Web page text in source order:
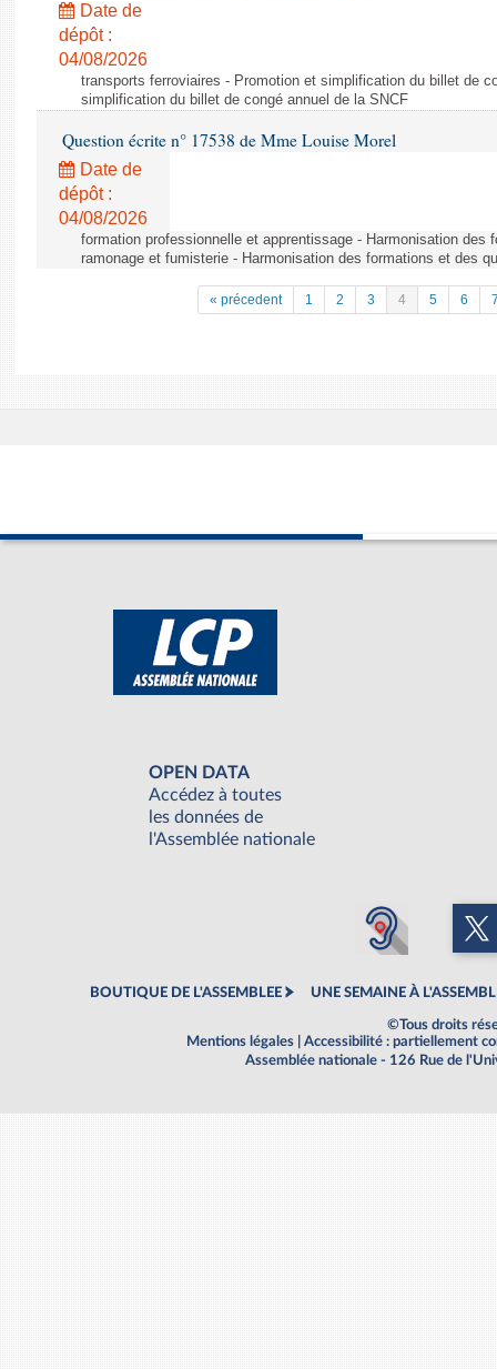
Date de
dépôt :
04/08/2026
transports ferroviaires - Promotion et simplification du billet de
simplification du billet de congé annuel de la SNCF
Question écrite n° 17538 de Mme Louise Morel
Date de
dépôt :
04/08/2026
formation professionnelle et apprentissage - Harmonisation des
ramonage et fumisterie - Harmonisation des formations et des
« précedent 1 2 3 4 5 6
OPEN DATA
Accédez à toutes
les données de
l'Assemblée nationale
BOUTIQUE DE L'ASSEMBLEE UNE SEMAINE À
©Tous droits
Mentions légales
Accessibilité : partiellement
Assemblée nationale - 126 Rue de